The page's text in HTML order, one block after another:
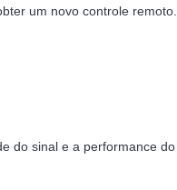
um novo controle remoto.
do sinal e a performance do